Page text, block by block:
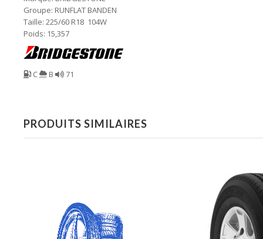
Groupe: RUNFLAT BANDEN
Taille: 225/60 R18 104W
Poids: 15,357
C B 71
PRODUITS SIMILAIRES